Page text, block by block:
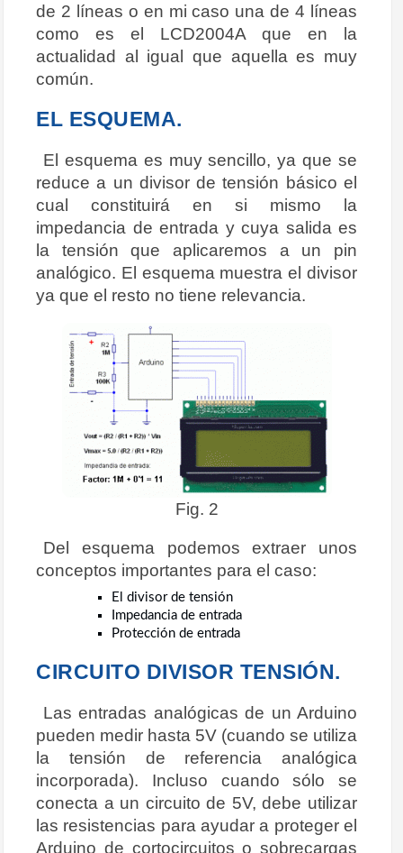
de 2 líneas o en mi caso una de 4 líneas
como es el LCD2004A que en la
actualidad al igual que aquella es muy
común.
EL ESQUEMA.
El esquema es muy sencillo, ya que se
reduce a un divisor de tensión básico el
cual constituirá en si mismo la
impedancia de entrada y cuya salida es
la tensión que aplicaremos a un pin
analógico. El esquema muestra el divisor
ya que el resto no tiene relevancia.
Fig. 2
Del esquema podemos extraer unos
conceptos importantes para el caso:
El divisor de tensión
Impedancia de entrada
Protección de entrada
CIRCUITO DIVISOR TENSIÓN.
Las entradas analógicas de un Arduino
pueden medir hasta 5V (cuando se utiliza
la tensión de referencia analógica
incorporada). Incluso cuando sólo se
conecta a un circuito de 5V, debe utilizar
las resistencias para ayudar a proteger el
Arduino de cortocircuitos o sobrecargas